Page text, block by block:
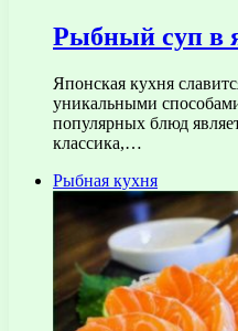
Рыбный суп в
Японская кухня
уникальными
популярных блюд
классика,…
Рыбная кухня